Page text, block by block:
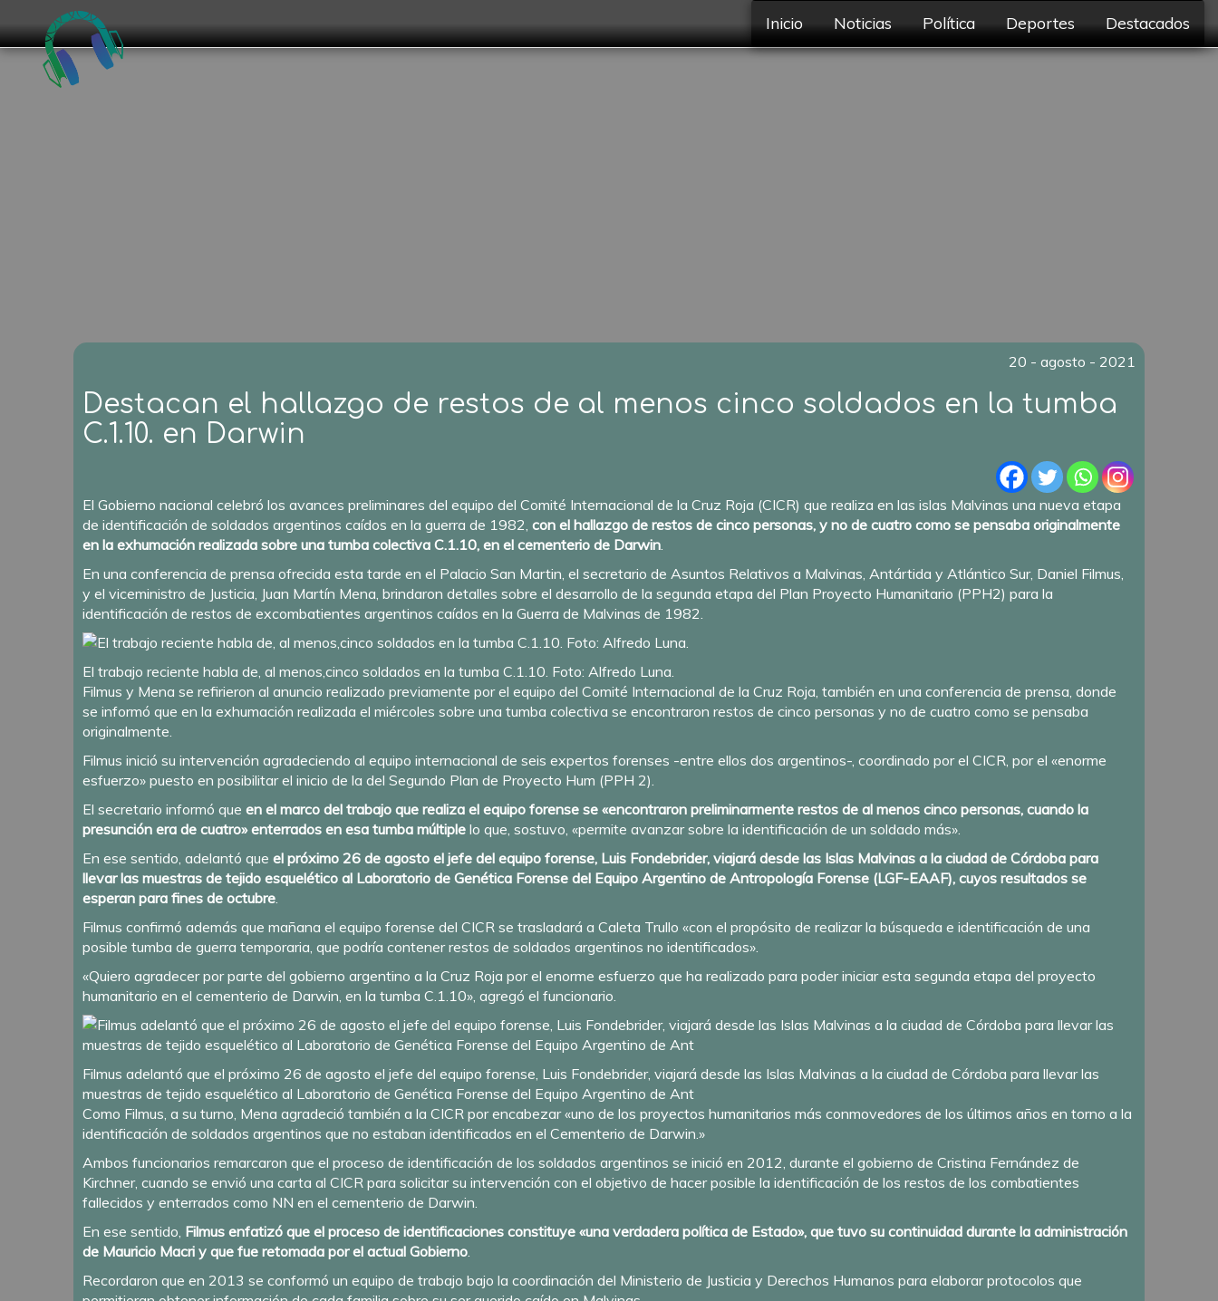
Inicio Noticias Política Deportes Destacados
20 - agosto - 2021
Destacan el hallazgo de restos de al menos cinco soldados en la tumba
C.1.10. en Darwin
El Gobierno nacional celebró los avances preliminares del equipo del Comité Internacional de la Cruz Roja (CICR) que realiza en las islas Malvinas una nueva etapa
de identificación de soldados argentinos caídos en la guerra de 1982,con el hallazgo de restos de cinco personas, y no de cuatro como se pensaba originalmente
en la exhumación realizada sobre una tumba colectiva C.1.10, en el cementerio de Darwin
En una conferencia de prensa ofrecida esta tarde en el Palacio San Martin, el secretario de Asuntos Relativos a Malvinas, Antártida y Atlántico Sur, Daniel Filmus,
y el viceministro de Justicia, Juan Martín Mena, brindaron detalles sobre el desarrollo de la segunda etapa del Plan Proyecto Humanitario (PPH2) para la
identificación de restos de excombatientes argentinos caídos en la Guerra de Malvinas de 1982.
El trabajo reciente habla de, al menos,cinco soldados en la tumba C.1.10. Foto: Alfredo Luna.
Filmus y Mena se refirieron al anuncio realizado previamente por el equipo del Comité Internacional de la Cruz Roja, también en una conferencia de prensa, donde
se informó que en la exhumación realizada el miércoles sobre una tumba colectiva se encontraron restos de cinco personas y no de cuatro como se pensaba
originalmente.
Filmus inició su intervención agradeciendo al equipo internacional de seis expertos forenses -entre ellos dos argentinos-, coordinado por el CICR, por el «enorme
esfuerzo» puesto en posibilitar el inicio de la del Segundo Plan de Proyecto Hum (PPH 2).
El secretario informó que en el marco del trabajo que realiza el equipo forense se «encontraron preliminarmente restos de al menos cinco personas, cuando la
presunción era de cuatro» enterrados en esa tumba múltiple lo que, sostuvo, «permite avanzar sobre la identificación de un soldado más».
En ese sentido, adelantó queel próximo 26 de agosto el jefe del equipo forense, Luis Fondebrider, viajará desde las Islas Malvinas a la ciudad de Córdoba para
llevar las muestras de tejido esquelético al Laboratorio de Genética Forense del Equipo Argentino de Antropología Forense (LGF-EAAF), cuyos resultados se
esperan para fines de octubre
Filmus confirmó además que mañana el equipo forense del CICR se trasladará a Caleta Trullo «con el propósito de realizar la búsqueda e identificación de una
posible tumba de guerra temporaria, que podría contener restos de soldados argentinos no identificados».
«Quiero agradecer por parte del gobierno argentino a la Cruz Roja por el enorme esfuerzo que ha realizado para poder iniciar esta segunda etapa del proyecto
humanitario en el cementerio de Darwin, en la tumba C.1.10», agregó el funcionario.
Filmus adelantó que el próximo 26 de agosto el jefe del equipo forense, Luis Fondebrider, viajará desde las Islas Malvinas a la ciudad de Córdoba para llevar las
muestras de tejido esquelético al Laboratorio de Genética Forense del Equipo Argentino de Ant
Como Filmus, a su turno, Mena agradeció también a la CICR por encabezar «uno de los proyectos humanitarios más conmovedores de los últimos años en torno a la
identificación de soldados argentinos que no estaban identificados en el Cementerio de Darwin.»
Ambos funcionarios remarcaron que el proceso de identificación de los soldados argentinos se inició en 2012, durante el gobierno de Cristina Fernández de
Kirchner, cuando se envió una carta al CICR para solicitar su intervención con el objetivo de hacer posible la identificación de los restos de los combatientes
fallecidos y enterrados como NN en el cementerio de Darwin.
En ese sentido, Filmus enfatizó que el proceso de identificaciones constituye «una verdadera política de Estado», que tuvo su continuidad durante la administración
de Mauricio Macri y que fue retomada por el actual Gobierno
Recordaron que en 2013 se conformó un equipo de trabajo bajo la coordinación del Ministerio de Justicia y Derechos Humanos para elaborar protocolos que